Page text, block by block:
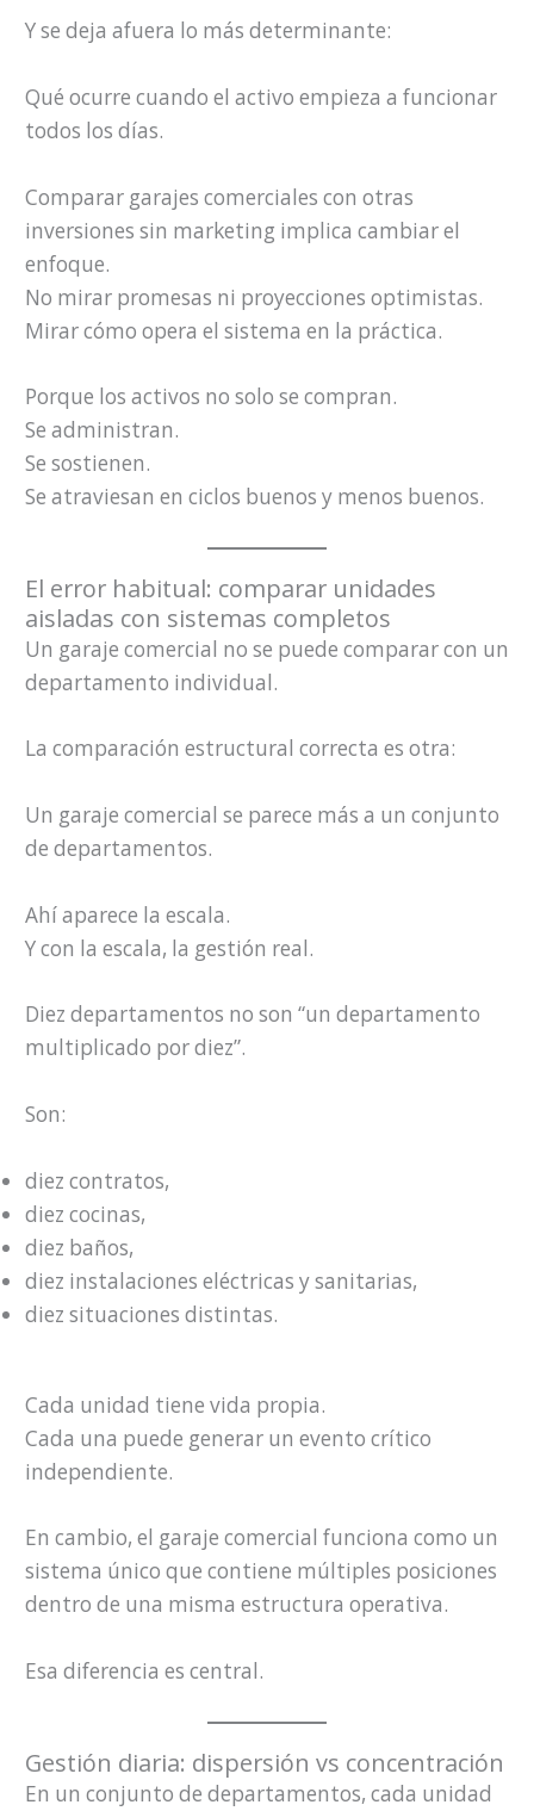
Y se deja afuera lo más determinante:
Qué ocurre cuando el activo empieza a funcionar
todos los días.
Comparar garajes comerciales con otras
inversiones sin marketing implica cambiar el
enfoque.
No mirar promesas ni proyecciones optimistas.
Mirar cómo opera el sistema en la práctica.
Porque los activos no solo se compran.
Se administran.
Se sostienen.
Se atraviesan en ciclos buenos y menos buenos.
El error habitual: comparar unidades
aisladas con sistemas completos
Un garaje comercial no se puede comparar con un
departamento individual.
La comparación estructural correcta es otra:
Un garaje comercial se parece más a un conjunto
de departamentos.
Ahí aparece la escala.
Y con la escala, la gestión real.
Diez departamentos no son “un departamento
multiplicado por diez”.
Son:
diez contratos,
diez cocinas,
diez baños,
diez instalaciones eléctricas y sanitarias,
diez situaciones distintas.
Cada unidad tiene vida propia.
Cada una puede generar un evento crítico
independiente.
En cambio, el garaje comercial funciona como un
sistema único que contiene múltiples posiciones
dentro de una misma estructura operativa.
Esa diferencia es central.
Gestión diaria: dispersión vs concentración
En un conjunto de departamentos, cada unidad